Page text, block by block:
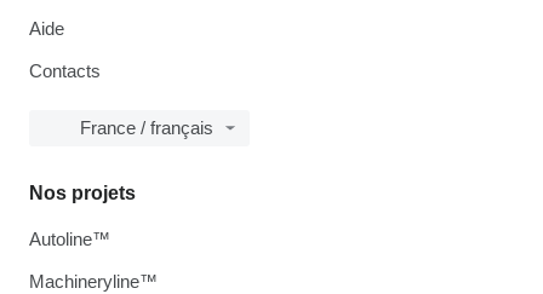
Aide
Contacts
France / français
Nos projets
Autoline™
Machineryline™